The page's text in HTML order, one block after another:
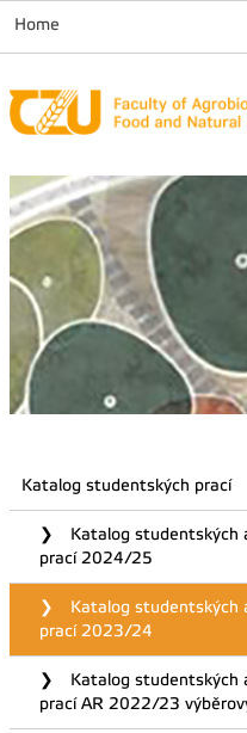
Home
Katalog studentských prací
Katalog studentských
prací 2024/25
Katalog studentských
prací 2023/24
Katalog studentských
prací AR 2022/23